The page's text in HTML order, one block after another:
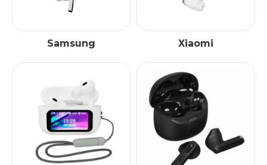
Samsung Xiaomi